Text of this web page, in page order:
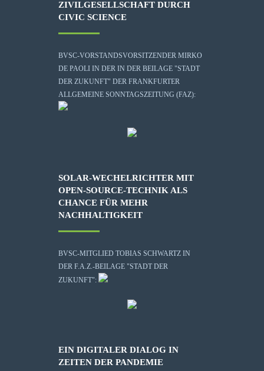
ZIVILGESELLSCHAFT DURCH
CIVIC SCIENCE
BVSC-VORSTANDSVORSITZENDER MIRKO
DE PAOLI IN DER IN DER BEILAGE "STADT
DER ZUKUNFT" DER FRANKFURTER
ALLGEMEINE SONNTAGSZEITUNG (FAZ):
SOLAR-WECHELRICHTER MIT
OPEN-SOURCE-TECHNIK ALS
CHANCE FÜR MEHR
NACHHALTIGKEIT
BVSC-MITGLIED TOBIAS SCHWARTZ IN
DER F.A.Z.-BEILAGE "STADT DER
ZUKUNFT":
EIN DIGITALER DIALOG IN
ZEITEN DER PANDEMIE